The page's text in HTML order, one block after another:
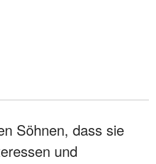
Söhnen, dass sie
und